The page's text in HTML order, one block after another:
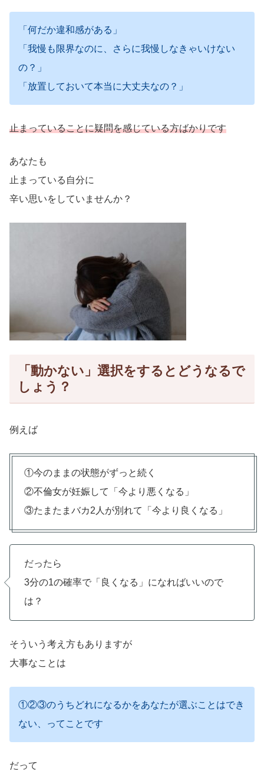
「何だか違和感がある」
「我慢も限界なのに、さらに我慢しなきゃいけない
の？」
「放置しておいて本当に大丈夫なの？」
止まっていることに疑問を感じている方ばかりです
あなたも
止まっている自分に
辛い思いをしていませんか？
「動かない」選択をするとどうなるで
しょう？
例えば
①今のままの状態がずっと続く
②不倫女が妊娠して「今より悪くなる」
③たまたまバカ2人が別れて「今より良くなる」
だったら
3分の1の確率で「良くなる」になればいいので
は？
そういう考え方もありますが
大事なことは
①②③のうちどれになるかをあなたが選ぶことはでき
ない、ってことです
だって